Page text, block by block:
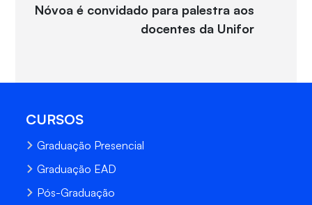
Nóvoa é convidado para palestra aos
docentes da Unifor
CURSOS
Graduação Presencial
Graduação EAD
Pós-Graduação